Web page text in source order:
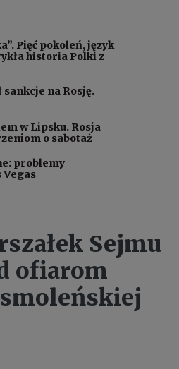
Pięć pokoleń, język
historia Polki z
na Rosję.
w Lipsku. Rosja
o sabotaż
problemy
Vegas
Sejmu
ofiarom